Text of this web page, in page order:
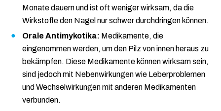
Monate dauern und ist oft weniger wirksam, da die
Wirkstoffe den Nagel nur schwer durchdringen können.
Orale Antimykotika: Medikamente, die
eingenommen werden, um den Pilz von innen heraus zu
bekämpfen. Diese Medikamente können wirksam sein,
sind jedoch mit Nebenwirkungen wie Leberproblemen
und Wechselwirkungen mit anderen Medikamenten
verbunden.